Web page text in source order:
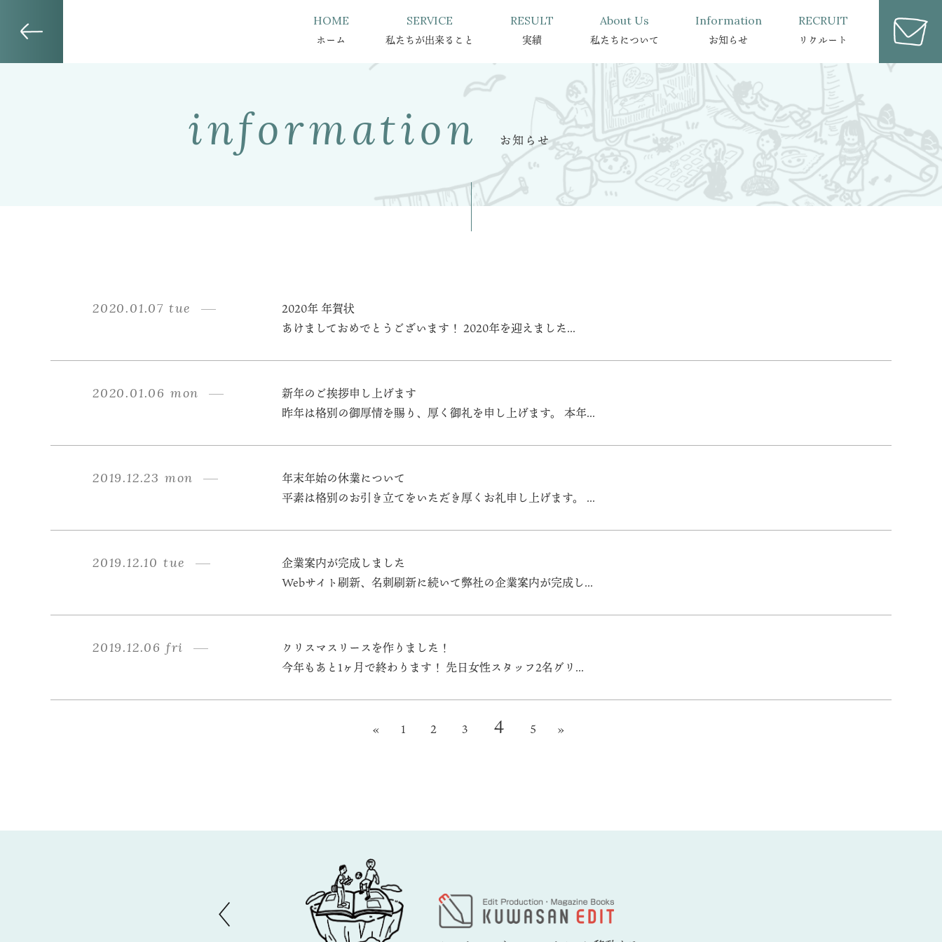
HOME
ホーム
SERVICE
私たちが出来ること
RESULT
実績
About Us
私たちについて
Information
お知らせ
RECRUIT
リクルート
information お知らせ
2020.01.07 tue
2020年 年賀状
あけましておめでとうございます！ 2020年を迎えました...
2020.01.06 mon
新年のご挨拶申し上げます
昨年は格別の御厚情を賜り、厚く御礼を申し上げます。 本年...
2019.12.23 mon
年末年始の休業について
平素は格別のお引き立てをいただき厚くお礼申し上げます。 ...
2019.12.10 tue
企業案内が完成しました
Webサイト刷新、名刺刷新に続いて弊社の企業案内が完成し...
2019.12.06 fri
クリスマスリースを作りました！
今年もあと1ヶ月で終わります！ 先日女性スタッフ2名グリ...
« 1 2 3 4 5 »